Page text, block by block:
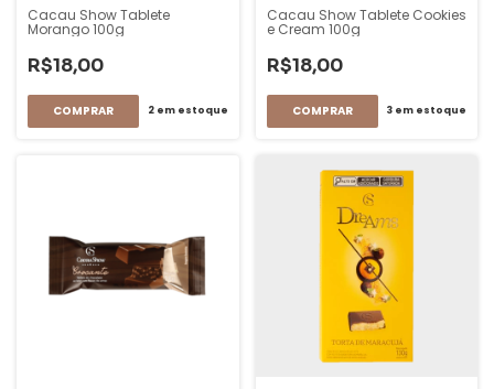
Cacau Show Tablete
Morango 100g
R$18,00
2em estoque
Cacau Show Tablete Cookies
e Cream 100g
R$18,00
3 em estoque